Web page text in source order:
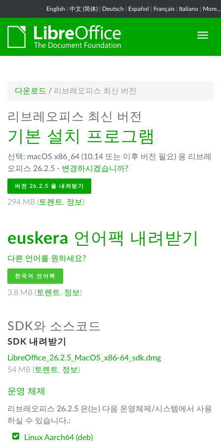
English 中文 (简体) Deutsch Español Français Italiano More...
다운로드 / 리브레오피스 최신 버전
리브레오피스 최신 버전
기본 설치 프로그램
선택: macOS x86_64 (10.14 또는 이후 버전 필요) 용 리브레
오피스 26.2.5 - 변경하시겠습니까?
버전 26.2.5 을 내려받기
294 MB ( 토렌트, 정보 )
euskera 언어팩 내려받기
다른 언어를 원하세요?
한국어 언어팩
3.8 MB ( 토렌트, 정보 )
SDK와 소스코드
SDK 내려받기
LibreOffice_26.2.5_MacOS_x86-64_sdk.dmg
54 MB ( 토렌트, 정보 )
운영 체제
리브레오피스 26.2.5 은(는) 다음 운영체제/시스템에서 사용
하실 수 있습니다.:
Linux Aarch64 (deb)